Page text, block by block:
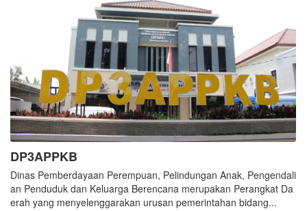
DP3APPKB
Dinas Pemberdayaan Perempuan, Pelindungan Anak, Pengendali
an Penduduk dan Keluarga Berencana merupakan Perangkat Da
erah yang menyelenggarakan urusan pemerintahan bidang...